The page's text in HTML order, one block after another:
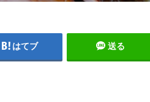
はてブ 送る